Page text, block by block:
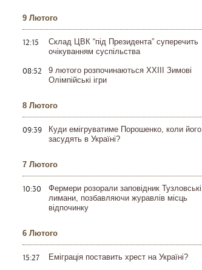
9 Лютого
12:15
Склад ЦВК “під Президента” суперечить
очікуванням суспільства
08:52
9 лютого розпочинаються XXIII Зимові
Олімпійські ігри
8 Лютого
09:39
Куди емігруватиме Порошенко, коли його
засудять в Україні?
7 Лютого
10:30
Фермери розорали заповідник Тузловські
лимани, позбавляючи журавлів місць
відпочинку
6 Лютого
15:27 Еміграція поставить хрест на Україні?